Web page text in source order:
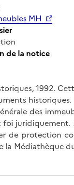
MH
de la notice
1992.
des
juridiquement.
de protection
la Médiathèque